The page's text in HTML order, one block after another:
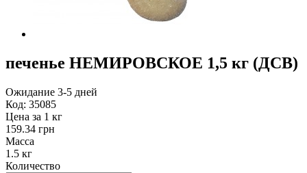
печенье НЕМИРОВСКОЕ 1,5 кг (ДСВ)
Ожидание 3-5 дней
Код: 35085
Цена за 1 кг
159.34 грн
Масса
1.5 кг
Количество